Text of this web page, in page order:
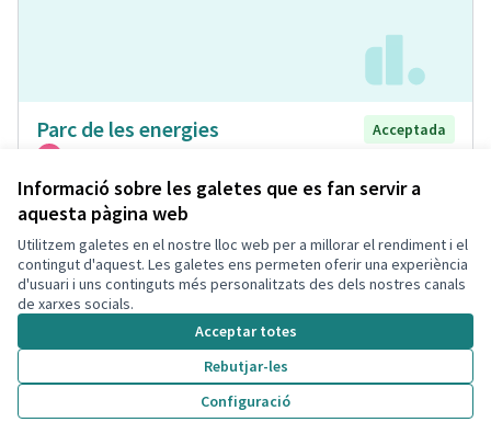
Informació sobre les galetes que es fan servir a
aquesta pàgina web
Utilitzem galetes en el nostre lloc web per a millorar el rendiment i el
contingut d'aquest. Les galetes ens permeten oferir una experiència
d'usuari i uns continguts més personalitzats des dels nostres canals
de xarxes socials.
Acceptar totes
Rebutjar-les
Configuració
Parc de les energies
Acceptada